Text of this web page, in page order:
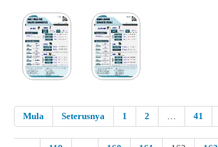
Mula Seterusnya 1 2 … 41